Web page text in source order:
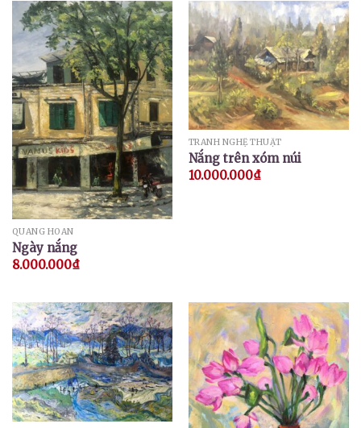
QUANG HOAN
Ngày nắng
8.000.000₫
TRANH NGHỆ THUẬT
Nắng trên xóm núi
10.000.000₫